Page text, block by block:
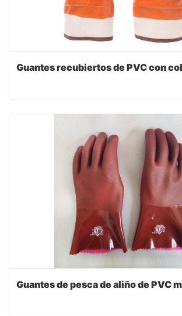
Guantes recubiertos de PVC con
Guantes de pesca de aliño de PVC